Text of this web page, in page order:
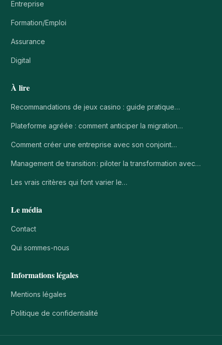
Entreprise
Formation/Emploi
Assurance
Digital
À lire
Recommandations de jeux casino : guide pratique…
Plateforme agréée : comment anticiper la migration…
Comment créer une entreprise avec son conjoint…
Management de transition : piloter la transformation avec…
Les vrais critères qui font varier le…
Le média
Contact
Qui sommes-nous
Informations légales
Mentions légales
Politique de confidentialité